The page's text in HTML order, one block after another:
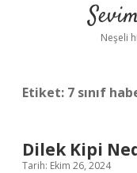
Neşeli
Etiket: 7 sınıf
Dilek Kipi
Tarih: Ekim 26, 2024